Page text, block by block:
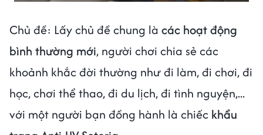
Chủ đề: Lấy chủ đề chung là các hoạt động
bình thường mới, người chơi chia sẻ các
khoảnh khắc đời thường như đi làm, đi chơi, đi
học, chơi thể thao, đi du lịch, đi tình nguyện,...
với một người bạn đồng hành là chiếc khẩu